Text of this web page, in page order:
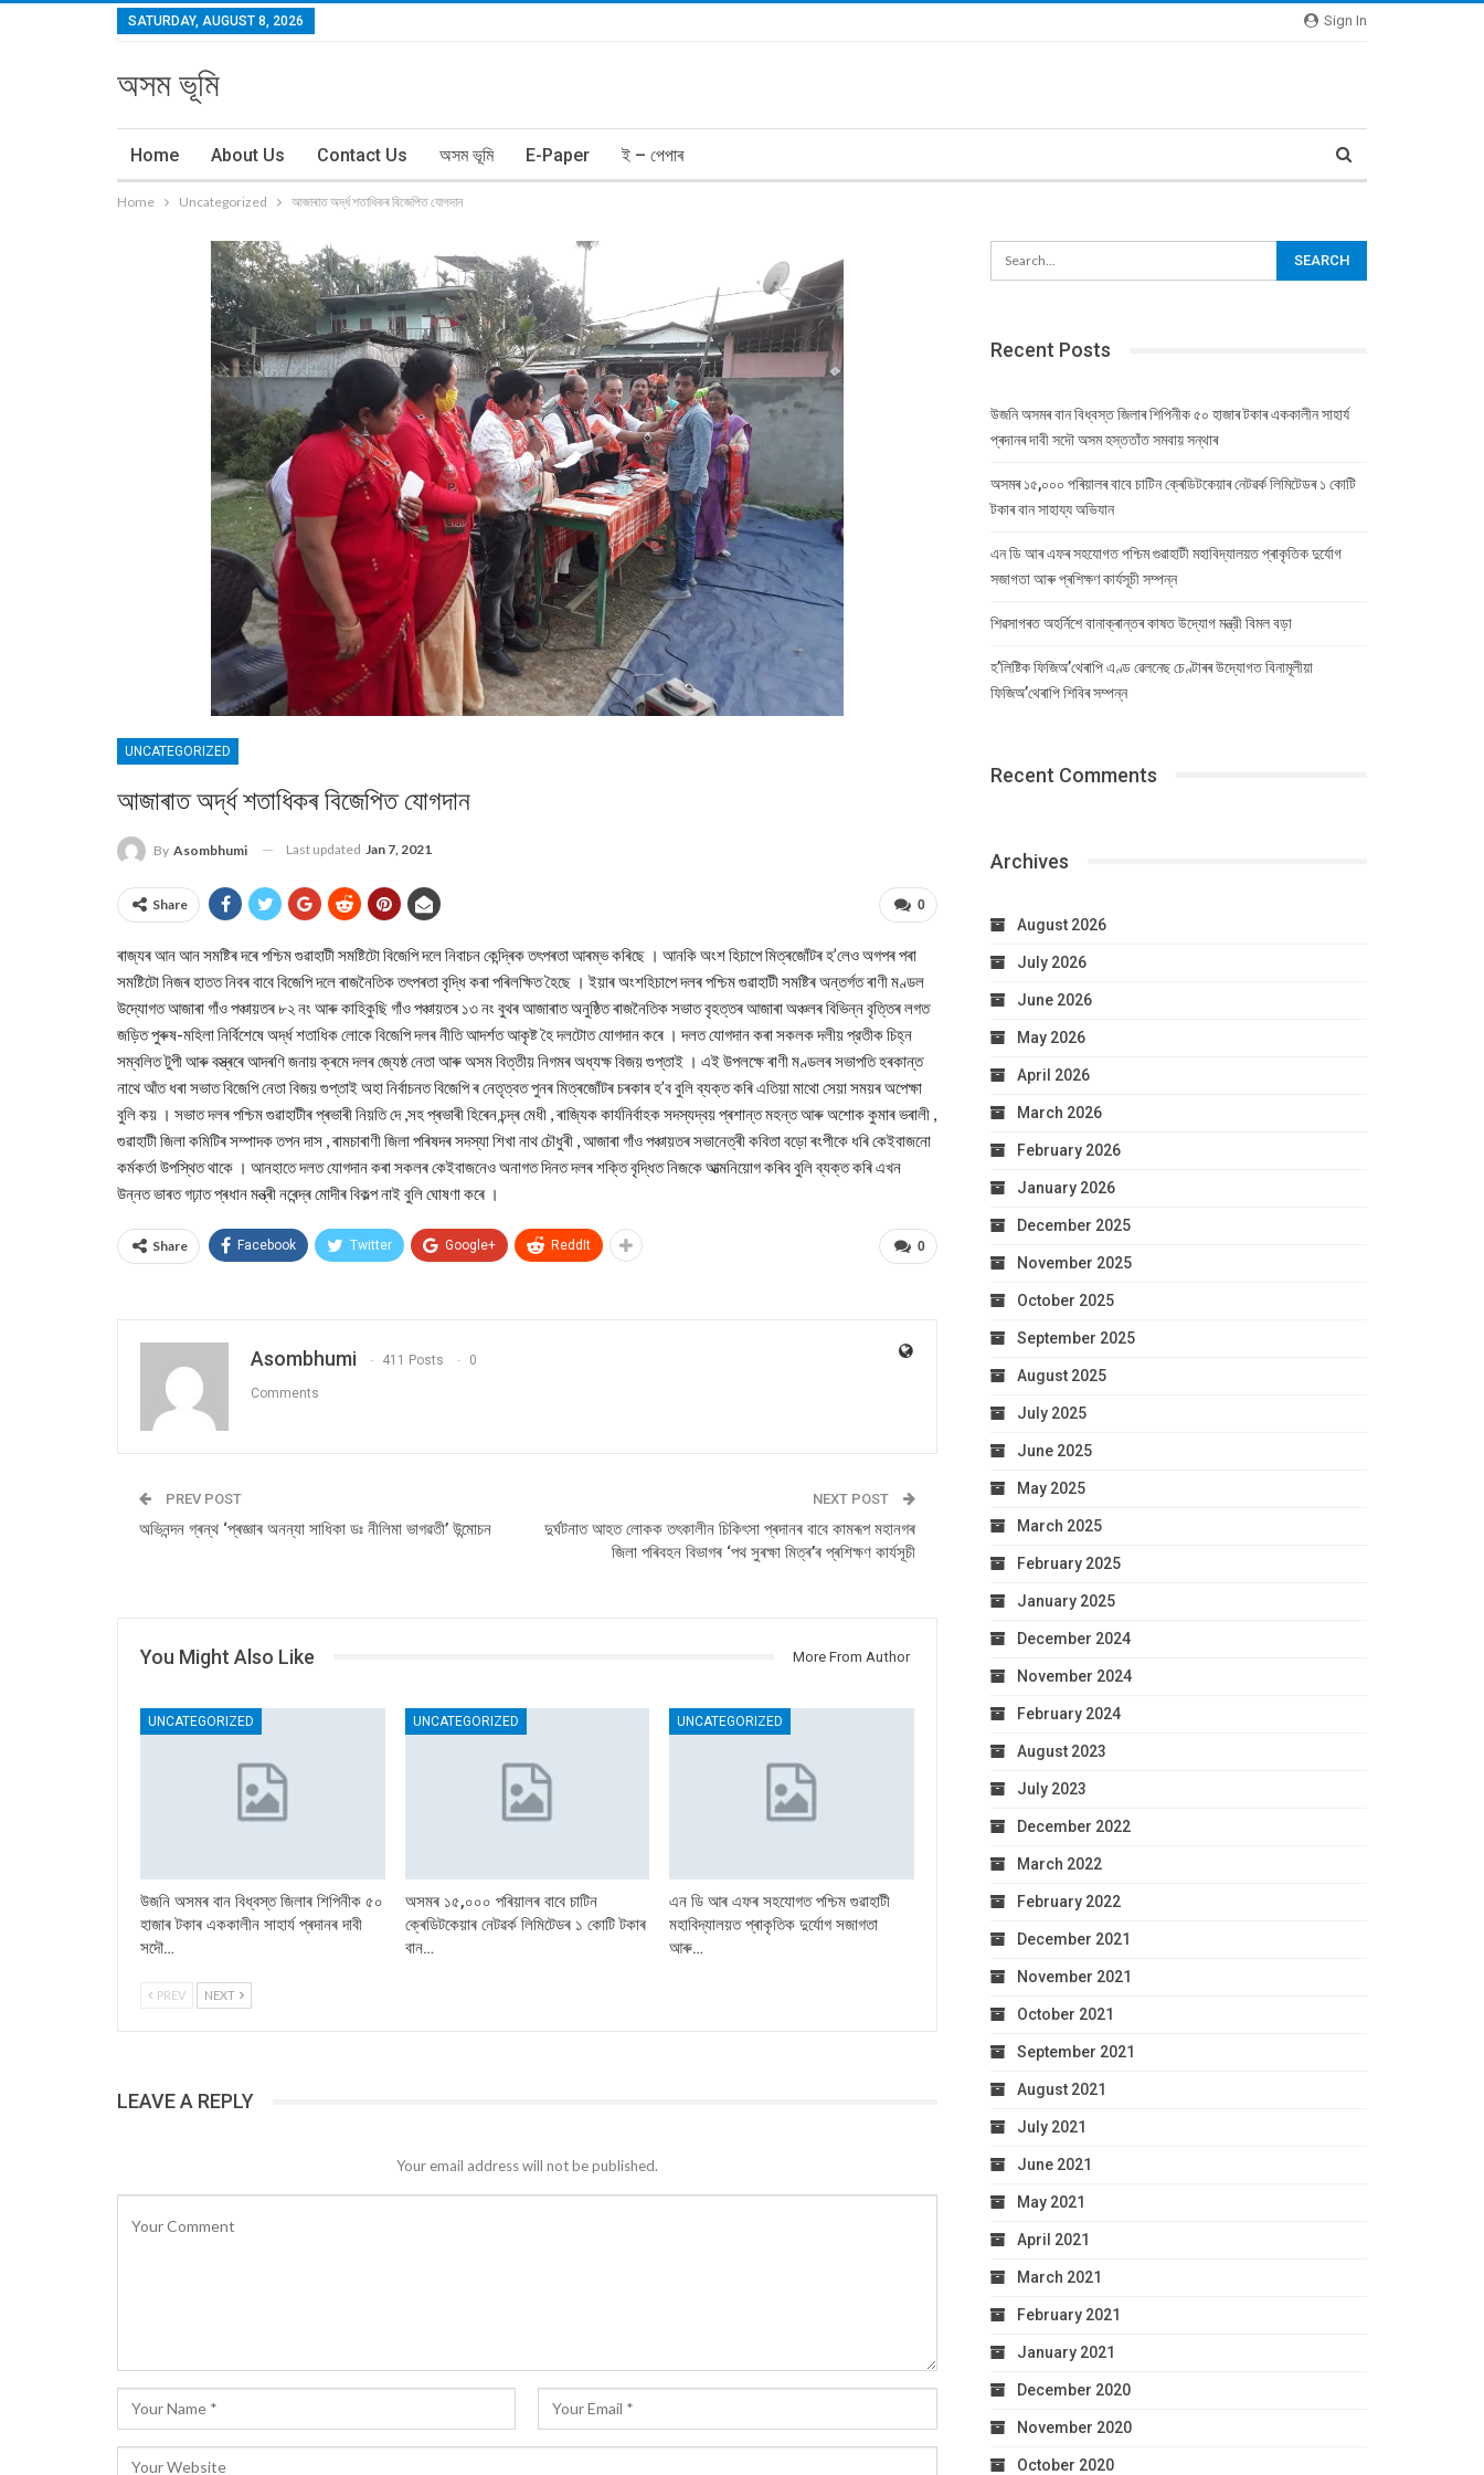
Sign In
SATURDAY, AUGUST 8, 2026
অসম ভূমি
Home About Us Contact Us অসম ভূমি E-Paper ই – পেপাৰ
Home Uncategorized আজাৰাত অৰ্দ্ধ শতাধিকৰ বিজেপিত যোগদান
UNCATEGORIZED
আজাৰাত অৰ্দ্ধ শতাধিকৰ বিজেপিত যোগদান
By Asombhumi Last updated Jan 7, 2021
0
Share
ৰাজ্যৰ আন আন সমষ্টিৰ দৰে পশ্চিম গুৱাহাটী সমষ্টিটো বিজেপি দলে নিবাচন কেন্দ্ৰিক তৎপৰতা আৰম্ভ কৰিছে । আনকি অংশ হিচাপে মিত্ৰজোঁটৰ হ’লেও অগপৰ পৰা
সমষ্টিটো নিজৰ হাতত নিবৰ বাবে বিজেপি দলে ৰাজনৈতিক তৎপৰতা বৃদ্ধি কৰা পৰিলক্ষিত হৈছে । ইয়াৰ অংশহিচাপে দলৰ পশ্চিম গুৱাহাটী সমষ্টিৰ অন্তৰ্গত ৰাণী মণ্ডল
উদ্যোগত আজাৰা গাঁও পঞ্চায়তৰ ৮২ নং আৰু কাহিকুছি গাঁও পঞ্চায়তৰ ১৩ নং বুথৰ আজাৰাত অনুষ্ঠিত ৰাজনৈতিক সভাত বৃহত্তৰ আজাৰা অঞ্চলৰ বিভিন্ন বৃত্তিৰ লগত
জড়িত পুৰুষ-মহিলা নিৰ্বিশেষে অৰ্দ্ধ শতাধিক লোকে বিজেপি দলৰ নীতি আদর্শত আকৃষ্ট হৈ দলটোত যোগদান কৰে । দলত যোগদান কৰা সকলক দলীয় প্রতীক চিহ্ন
সম্বলিত টুপী আৰু বস্ত্ৰৰে আদৰণি জনায় ক্ৰমে দলৰ জ্যেষ্ঠ নেতা আৰু অসম বিত্তীয় নিগমৰ অধ্যক্ষ বিজয় গুপ্তাই । এই উপলক্ষে ৰাণী মণ্ডলৰ সভাপতি হৰকান্ত
নাথে আঁত ধৰা সভাত বিজেপি নেতা বিজয় গুপ্তাই অহা নিৰ্বাচনত বিজেপি ৰ নেতৃত্বত পুনৰ মিত্ৰজোঁটৰ চৰকাৰ হ’ব বুলি ব্যক্ত কৰি এতিয়া মাথো সেয়া সময়ৰ অপেক্ষা
বুলি কয় । সভাত দলৰ পশ্চিম গুৱাহাটীৰ প্ৰভাৰী নিয়তি দে ,সহ প্ৰভাৰী হিৰেন চন্দ্ৰ মেধী , ৰাজ্যিক কার্যনির্বাহক সদস্যদ্বয় প্ৰশান্ত মহন্ত আৰু অশোক কুমাৰ ভৰালী ,
গুৱাহাটী জিলা কমিটিৰ সম্পাদক তপন দাস , ৰামচাৰাণী জিলা পৰিষদৰ সদস্যা শিখা নাথ চৌধুৰী , আজাৰা গাঁও পঞ্চায়তৰ সভানেত্ৰী কবিতা বড়ো ৰংপীকে ধৰি কেইবাজনো
কৰ্মকর্তা উপস্থিত থাকে । আনহাতে দলত যোগদান কৰা সকলৰ কেইবাজনেও অনাগত দিনত দলৰ শক্তি বৃদ্ধিত নিজকে আত্মনিয়োগ কৰিব বুলি ব্যক্ত কৰি এখন
উন্নত ভাৰত গঢ়াত প্ৰধান মন্ত্ৰী নৰেন্দ্ৰ মোদীৰ বিকল্প নাই বুলি ঘোষণা কৰে ।
0
Share Facebook Twitter Google+ ReddIt
Asombhumi 411 Posts 0
Comments
PREV POST
অভিনন্দন গ্ৰন্থ ‘প্ৰজ্ঞাৰ অনন্যা সাধিকা ডঃ নীলিমা ভাগৱতী’ উন্মোচন
NEXT POST
দুৰ্ঘটনাত আহত লোকক তৎকালীন চিকিৎসা প্ৰদানৰ বাবে কামৰূপ মহানগৰ
জিলা পৰিবহন বিভাগৰ ‘পথ সুৰক্ষা মিত্ৰ’ৰ প্ৰশিক্ষণ কাৰ্যসূচী
You Might Also Like More From Author
UNCATEGORIZED
উজনি অসমৰ বান বিধ্বস্ত জিলাৰ শিপিনীক ৫০
হাজাৰ টকাৰ এককালীন সাহাৰ্য প্ৰদানৰ দাবী
সদৌ…
UNCATEGORIZED
অসমৰ ১৫,০০০ পৰিয়ালৰ বাবে চাটিন
ক্ৰেডিটকেয়াৰ নেটৱৰ্ক লিমিটেডৰ ১ কোটি টকাৰ
বান…
UNCATEGORIZED
এন ডি আৰ এফৰ সহযোগত পশ্চিম গুৱাহাটী
মহাবিদ্যালয়ত প্ৰাকৃতিক দুৰ্যোগ সজাগতা
আৰু…
PREV NEXT
LEAVE A REPLY
Your email address will not be published.
Recent Posts
উজনি অসমৰ বান বিধ্বস্ত জিলাৰ শিপিনীক ৫০ হাজাৰ টকাৰ এককালীন সাহাৰ্য
প্ৰদানৰ দাবী সদৌ অসম হস্ততাঁত সমবায় সন্থাৰ
অসমৰ ১৫,০০০ পৰিয়ালৰ বাবে চাটিন ক্ৰেডিটকেয়াৰ নেটৱৰ্ক লিমিটেডৰ ১ কোটি
টকাৰ বান সাহায্য অভিযান
এন ডি আৰ এফৰ সহযোগত পশ্চিম গুৱাহাটী মহাবিদ্যালয়ত প্ৰাকৃতিক দুৰ্যোগ
সজাগতা আৰু প্ৰশিক্ষণ কাৰ্যসূচী সম্পন্ন
শিৱসাগৰত অহৰ্নিশে বানাক্ৰান্তৰ কাষত উদ্যোগ মন্ত্রী বিমল বড়া
হ’লিষ্টিক ফিজিঅ’থেৰাপি এণ্ড ৱেলনেছ চেণ্টাৰৰ উদ্যোগত বিনামূলীয়া
ফিজিঅ’থেৰাপি শিবিৰ সম্পন্ন
Recent Comments
Archives
August 2026
July 2026
June 2026
May 2026
April 2026
March 2026
February 2026
January 2026
December 2025
November 2025
October 2025
September 2025
August 2025
July 2025
June 2025
May 2025
March 2025
February 2025
January 2025
December 2024
November 2024
February 2024
August 2023
July 2023
December 2022
March 2022
February 2022
December 2021
November 2021
October 2021
September 2021
August 2021
July 2021
June 2021
May 2021
April 2021
March 2021
February 2021
January 2021
December 2020
November 2020
October 2020